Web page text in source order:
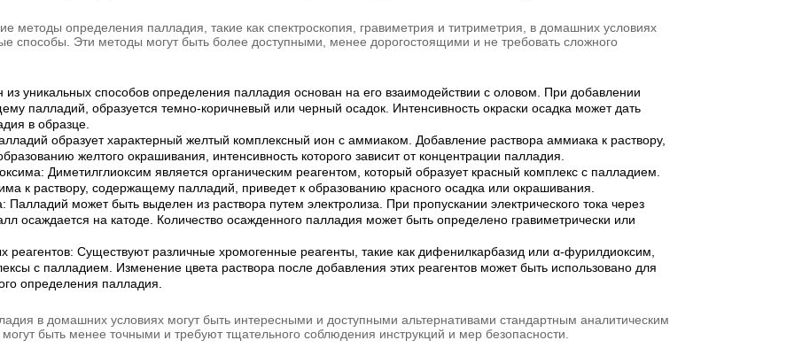
методы определения палладия, такие как спектроскопия, гравиметрия и титриметрия, в домашних условиях
способы. Эти методы могут быть более доступными, менее дорогостоящими и не требовать сложного
уникальных способов определения палладия основан на его взаимодействии с оловом. При добавлении
палладий, образуется темно-коричневый или черный осадок. Интенсивность окраски осадка может дать
в образце.
образует характерный желтый комплексный ион с аммиаком. Добавление раствора аммиака к раствору,
желтого окрашивания, интенсивность которого зависит от концентрации палладия.
Диметилглиоксим является органическим реагентом, который образует красный комплекс с палладием.
к раствору, содержащему палладий, приведет к образованию красного осадка или окрашивания.
Палладий может быть выделен из раствора путем электролиза. При пропускании электрического тока через
осаждается на катоде. Количество осажденного палладия может быть определено гравиметрически или
реагентов: Существуют различные хромогенные реагенты, такие как дифенилкарбазид или α-фурилдиоксим,
с палладием. Изменение цвета раствора после добавления этих реагентов может быть использовано для
определения палладия.
в домашних условиях могут быть интересными и доступными альтернативами стандартным аналитическим
быть менее точными и требуют тщательного соблюдения инструкций и мер безопасности.